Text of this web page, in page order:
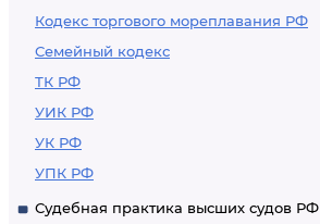
Кодекс торгового мореплавания РФ
Семейный кодекс
ТК РФ
УИК РФ
УК РФ
УПК РФ
Судебная практика высших судов РФ